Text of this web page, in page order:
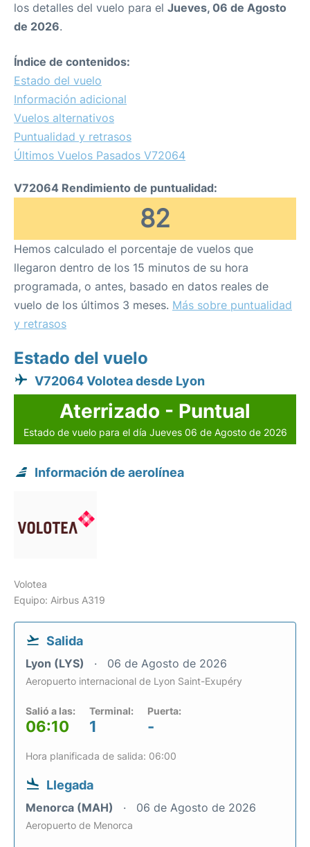
los detalles del vuelo para el Jueves, 06 de Agosto
de 2026.
Índice de contenidos:
Estado del vuelo
Información adicional
Vuelos alternativos
Puntualidad y retrasos
Últimos Vuelos Pasados V72064
V72064 Rendimiento de puntualidad:
82
Hemos calculado el porcentaje de vuelos que
llegaron dentro de los 15 minutos de su hora
programada, o antes, basado en datos reales de
vuelo de los últimos 3 meses. Más sobre puntualidad
y retrasos
Estado del vuelo
V72064 Volotea desde Lyon
Aterrizado - Puntual
Estado de vuelo para el día Jueves 06 de Agosto de 2026
Información de aerolínea
Volotea
Equipo: Airbus A319
Salida
Lyon (LYS) 06 de Agosto de 2026
Aeropuerto internacional de Lyon Saint-Exupéry
Salió a las:
06:10
Terminal:
1
Puerta:
-
Hora planificada de salida: 06:00
Llegada
Menorca (MAH) 06 de Agosto de 2026
Aeropuerto de Menorca